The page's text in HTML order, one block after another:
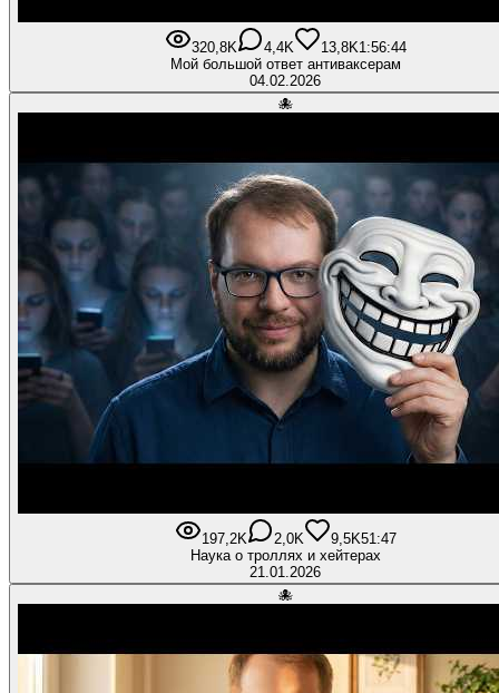
320,8K 4,4K 13,8K1:56:44
Мой большой ответ антиваксерам
04.02.2026
🐙
197,2K 2,0K 9,5K51:47
Наука о троллях и хейтерах
21.01.2026
🐙